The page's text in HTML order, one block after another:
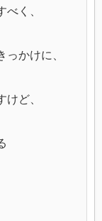
く、
かけに、
ど、